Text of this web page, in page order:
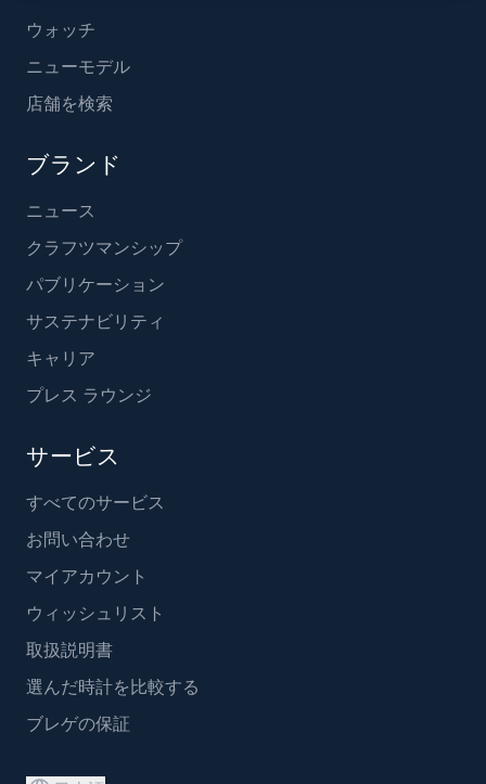
ウォッチ
ニューモデル
店舗を検索
ブランド
ニュース
クラフツマンシップ
パブリケーション
サステナビリティ
キャリア
プレス ラウンジ
サービス
すべてのサービス
お問い合わせ
マイアカウント
ウィッシュリスト
取扱説明書
選んだ時計を比較する
ブレゲの保証